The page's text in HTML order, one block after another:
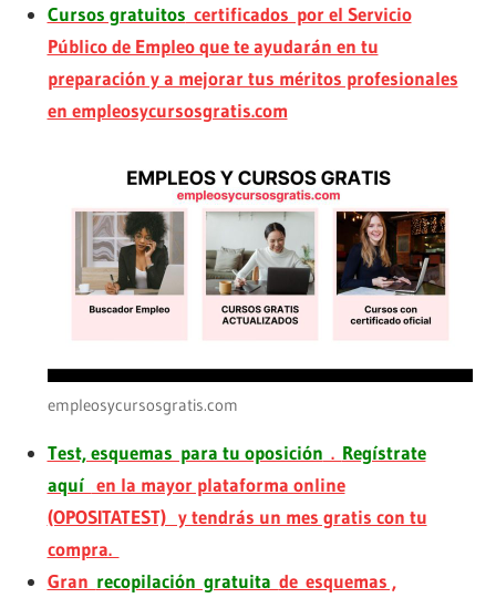
Cursos gratuitos certificados por el Servicio
Público de Empleo que te ayudarán en tu
preparación y a mejorar tus méritos profesionales
en empleosycursosgratis.com
empleosycursosgratis.com
Test, esquemas para tu oposición . Regístrate
aquí en la mayor plataforma online
(OPOSITATEST) y tendrás un mes gratis con tu
compra.
Gran recopilación gratuita de esquemas ,